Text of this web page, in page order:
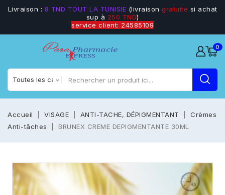
Livraison : 8 TND TOUT LA TUNISIE (livraison gratuite si achat
sup à 250 TND)
service client: 24585109
0
Accueil VISAGE ANTI-TACHE, DÉPIGMENTANT
Crèmes
Anti-tâches
BRUNEX CREME DEPIGMENTANTE 30ML